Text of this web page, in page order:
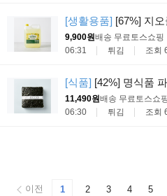
[생활용품] [67%] 지
9,900원배송 무료토스쇼핑
06:31
튀김 조회
[식품] [42%] 명식품
11,490원배송 무료토스쇼
06:30
튀김 조회
이전 1 2 3 4 5